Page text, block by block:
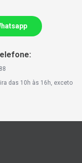
das 10h às 16h, exceto